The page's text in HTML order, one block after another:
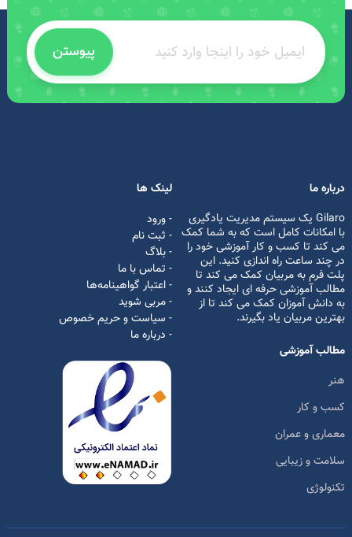
پیوستن
درباره ما
Gilaro یک سیستم مدیریت یادگیری
با امکانات کامل است که به شما کمک
می کند تا کسب و کار آموزشی خود را
در چند ساعت راه اندازی کنید. این
پلت فرم به مربیان کمک می کند تا
مطالب آموزشی حرفه ای ایجاد کنند و
به دانش آموزان کمک می کند تا از
بهترین مربیان یاد بگیرند.
لینک ها
- ورود
- ثبت نام
- بلاگ
- تماس با ما
- اعتبار گواهینامه‌ها
- مربی شوید
- سیاست و حریم خصوص
- درباره ما
مطالب آموزشی
هنر
کسب و کار
معماری و عمران
سلامت و زیبایی
تکنولوژی